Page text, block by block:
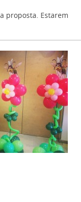
proposta. Estarem